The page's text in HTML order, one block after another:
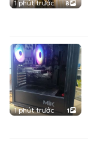
1 phút trước 8
1 phút trước 1